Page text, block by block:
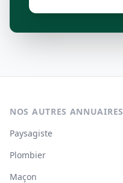
NOS AUTRES ANNUAIRES
Paysagiste
Plombier
Maçon